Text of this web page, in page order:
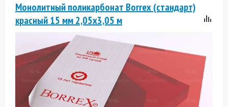
Монолитный поликарбонат Borrex (стандарт)
красный 15 мм 2,05х3,05 м